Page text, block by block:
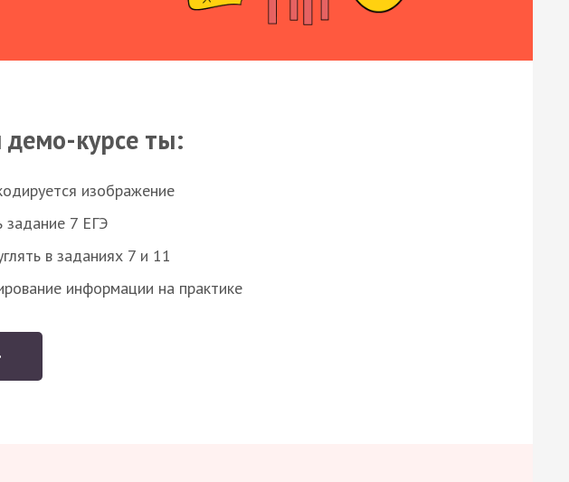
демо-курсе ты:
изображение
задание 7 ЕГЭ
в заданиях 7 и 11
информации на практике